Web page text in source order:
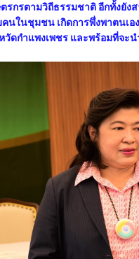
ตรกรตามวิถีธรรมชาติ อีกทั้งยั
นในชุมชน เกิดการพึ่งพาตนเ
ดกำแพงเพชร และพร้อมที่จะ